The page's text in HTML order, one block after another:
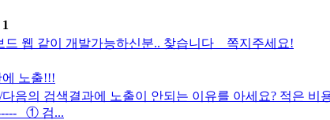
1
드 웹 같이 개발가능하신분.. 찾습니다 쪽지주세요!
노출!!!
음의 검색결과에 노출이 안되는 이유를 아세요? 적은
① 검...